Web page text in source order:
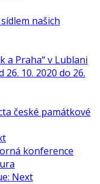
našich
a Praha“ v Lublani
10. 2020 do 26.
české památkové
konference
Next